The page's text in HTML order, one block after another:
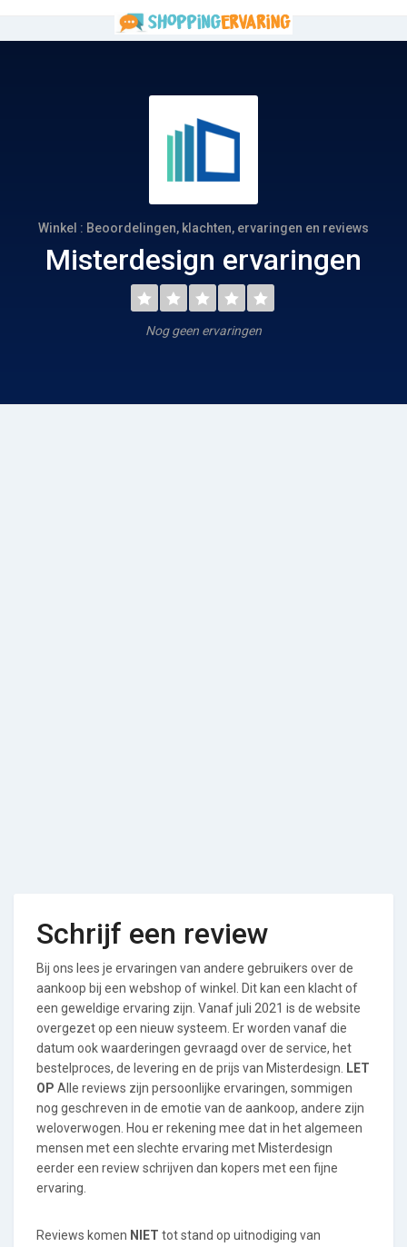
Winkel : Beoordelingen, klachten, ervaringen en reviews
Misterdesign ervaringen
Nog geen ervaringen
Schrijf een review
Bij ons lees je ervaringen van andere gebruikers over de
aankoop bij een webshop of winkel. Dit kan een klacht of
een geweldige ervaring zijn. Vanaf juli 2021 is de website
overgezet op een nieuw systeem. Er worden vanaf die
datum ook waarderingen gevraagd over de service, het
bestelproces, de levering en de prijs van Misterdesign.
LET
OP Alle reviews zijn persoonlijke ervaringen, sommigen
nog geschreven in de emotie van de aankoop, andere zijn
weloverwogen. Hou er rekening mee dat in het algemeen
mensen met een slechte ervaring met Misterdesign
eerder een review schrijven dan kopers met een fijne
ervaring.
Reviews komen NIET tot stand op uitnodiging van